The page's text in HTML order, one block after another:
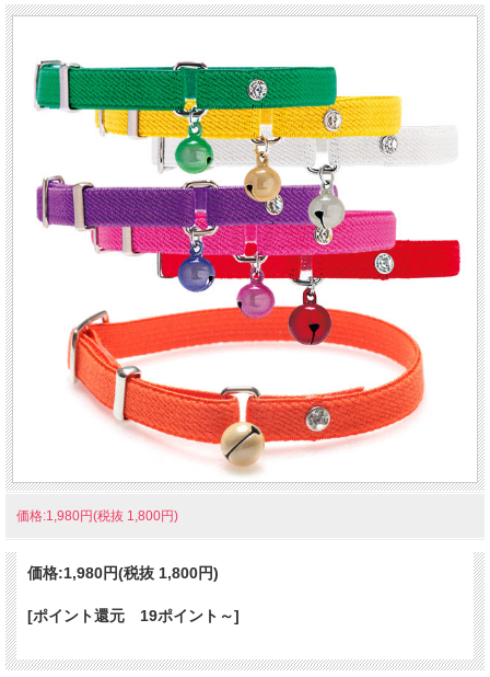
ゴム製の猫ちゃん専用首輪
ヴィヴィットエスケープカラー
猫好きが「こんな首輪が欲しい」と思って作った猫専用首輪です。
狭い所、高い所、独り歩きが大好きな猫ちゃん。首輪がひっかかり身動きできな
くなった時に、首輪が伸びて外れることで、危険から脱出できるエスケープカラ
ーです。
ヴィヴィットなカラー7色ご用意の幅1cmの首輪です。
価格:1,980円(税抜 1,800円)
価格:1,980円(税抜 1,800円)
[ポイント還元 19ポイント～]